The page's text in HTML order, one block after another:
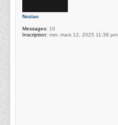
Noziac
Messages: 10
Inscription: mer. mars 12, 2025 11:38 pm